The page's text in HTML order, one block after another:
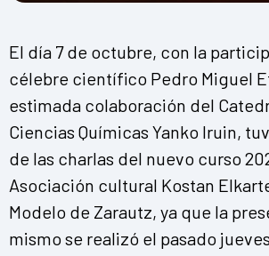
El día 7 de octubre, con la
célebre científico Pedro Miguel
estimada colaboración del
Ciencias Químicas Yanko Iruin,
de las charlas del nuevo curso
Asociación cultural Kostan
Modelo de Zarautz, ya que la
mismo se realizó el pasado